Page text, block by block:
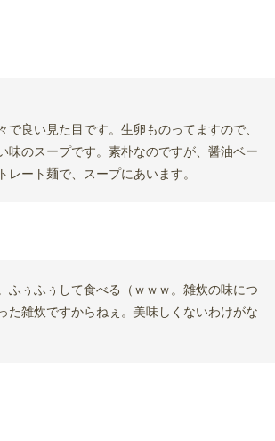
良い見た目です。生卵ものってますので、
味のスープです。素朴なのですが、醤油ベー
ート麺で、スープにあいます。
ぅふぅして食べる（ｗｗｗ。雑炊の味につ
た雑炊ですからねぇ。美味しくないわけがな